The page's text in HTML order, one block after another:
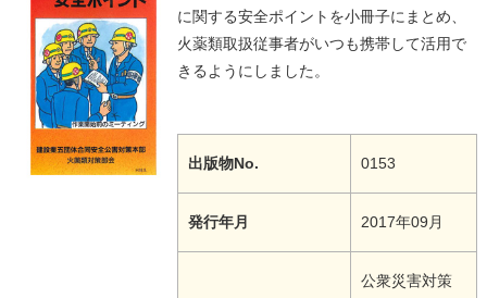
に関する安全ポイントを小冊子にまとめ、
火薬類取扱従事者がいつも携帯して活用で
きるようにしました。
出版物No. 0153
発行年月 2017年09月
公衆災害対策